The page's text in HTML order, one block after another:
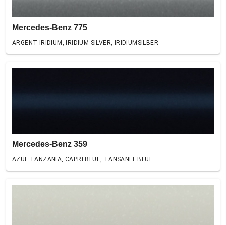
Mercedes-Benz 775
ARGENT IRIDIUM, IRIDIUM SILVER, IRIDIUMSILBER
Mercedes-Benz 359
AZUL TANZANIA, CAPRI BLUE, TANSANIT BLUE